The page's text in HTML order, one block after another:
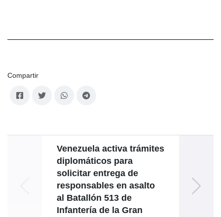
Compartir
Venezuela activa trámites
diplomáticos para
solicitar entrega de
responsables en asalto
al Batallón 513 de
Infantería de la Gran
por